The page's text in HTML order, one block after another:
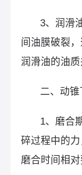
3、润滑
间油膜破裂
润滑油的油质
二、动
1、磨合
碎过程中的
磨合时间相对